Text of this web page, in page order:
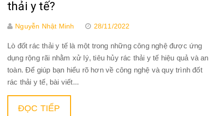
thải y tế?
Nguyễn Nhật Minh 28/11/2022
Lò đốt rác thải y tế là một trong những công nghệ được ứng
dụng rộng rãi nhằm xử lý, tiêu hủy rác thải y tế hiệu quả và an
toàn. Để giúp bạn hiểu rõ hơn về công nghệ và quy trình đốt
rác thải y tế, bài viết...
ĐỌC TIẾP